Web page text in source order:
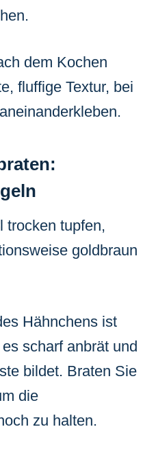
dem Kochen
fluffige Textur, bei
trocken tupfen,
goldbraun
Hähnchens ist
scharf anbrät und
bildet. Braten Sie
die
zu halten.